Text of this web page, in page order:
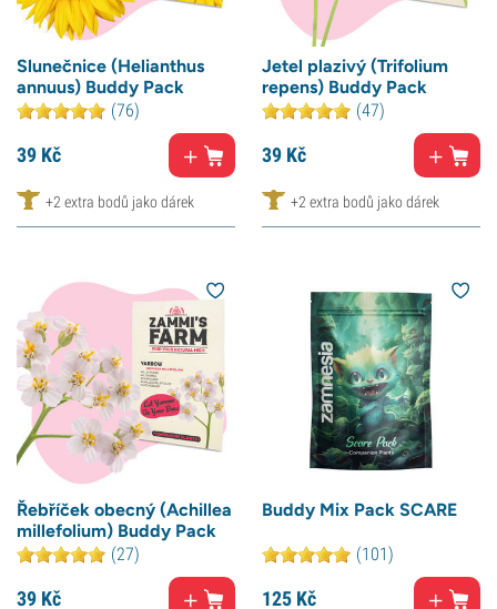
Slunečnice (Helianthus
annuus) Buddy Pack
(76)
39 Kč
+2 extra bodů jako dárek
Jetel plazivý (Trifolium
repens) Buddy Pack
(47)
39 Kč
+2 extra bodů jako dárek
Řebříček obecný (Achillea
millefolium) Buddy Pack
(27)
39 Kč
Buddy Mix Pack SCARE
(101)
125 Kč